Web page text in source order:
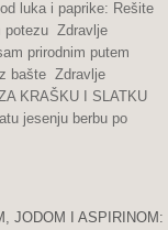
luka i paprike: Rešite
potezu Zdravlje
prirodnim putem
bašte Zdravlje
KRAŠKU I SLATKU
jesenju berbu po
JODOM I ASPIRINOM: